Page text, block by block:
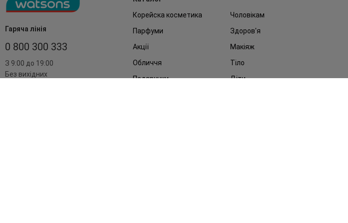
Гаряча лінія
0 800 300 333
З 9:00 до 19:00
Без вихідних
Корейска косметика
Чоловікам
Парфуми
Здоров'я
Акції
Макіяж
Обличчя
Тіло
Подарунки
Діти